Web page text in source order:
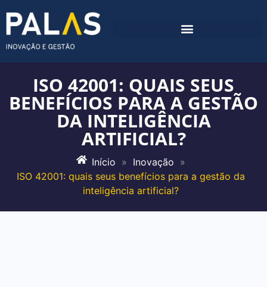
ISO 42001: QUAIS SEUS
BENEFÍCIOS PARA A GESTÃO
DA INTELIGÊNCIA
ARTIFICIAL?
Início » Inovação »
ISO 42001: quais seus benefícios para a gestão da
inteligência artificial?